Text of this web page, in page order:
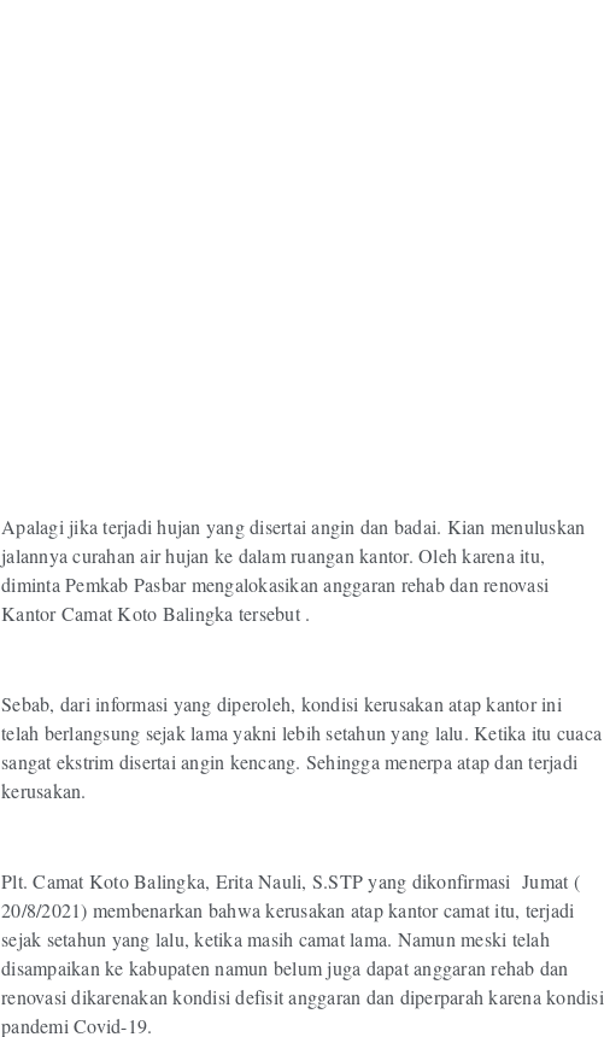
Apalagi jika terjadi hujan yang disertai angin dan badai. Kian menuluskan
jalannya curahan air hujan ke dalam ruangan kantor. Oleh karena itu,
diminta Pemkab Pasbar mengalokasikan anggaran rehab dan renovasi
Kantor Camat Koto Balingka tersebut .
Sebab, dari informasi yang diperoleh, kondisi kerusakan atap kantor ini
telah berlangsung sejak lama yakni lebih setahun yang lalu. Ketika itu cuaca
sangat ekstrim disertai angin kencang. Sehingga menerpa atap dan terjadi
kerusakan.
Plt. Camat Koto Balingka, Erita Nauli, S.STP yang dikonfirmasi Jumat (
20/8/2021) membenarkan bahwa kerusakan atap kantor camat itu, terjadi
sejak setahun yang lalu, ketika masih camat lama. Namun meski telah
disampaikan ke kabupaten namun belum juga dapat anggaran rehab dan
renovasi dikarenakan kondisi defisit anggaran dan diperparah karena kondisi
pandemi Covid-19.